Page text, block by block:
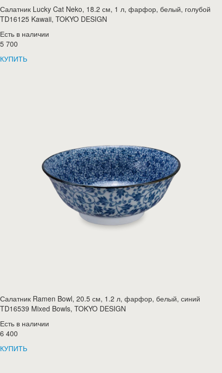
Салатник Lucky Cat Neko, 18.2 см, 1 л, фарфор, белый, голубой
TD16125 Kawaii, TOKYO DESIGN
Есть в наличии
5 700
КУПИТЬ
Салатник Ramen Bowl, 20.5 см, 1.2 л, фарфор, белый, синий
TD16539 Mixed Bowls, TOKYO DESIGN
Есть в наличии
6 400
КУПИТЬ